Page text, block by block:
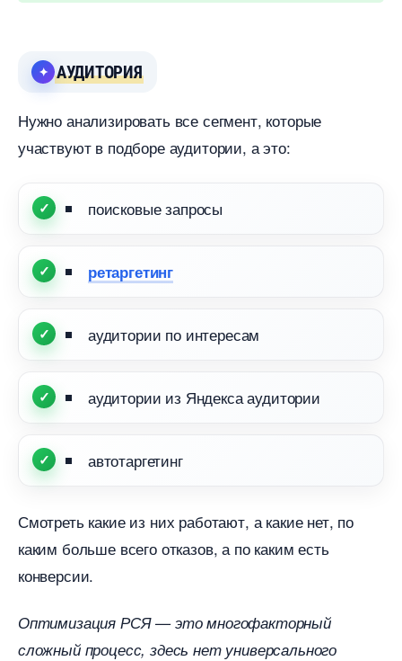
АУДИТОРИЯ
Нужно анализировать все сегмент, которые
участвуют в подборе аудитории, а это:
поисковые запросы
ретаргетин
аудитории по интересам
аудитории из Яндекса аудитории
автотаргетин
Смотреть какие из них работают, а какие нет, по
каким больше всего отказов, а по каким есть
конверсии.
Оптимизация РСЯ — это многофакторный
сложный процесс, здесь нет универсального